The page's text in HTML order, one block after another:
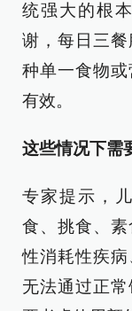
统强大的根
谢，每日三
种单一食物
有效。
这些情况下需
专家提示，
食、挑食、
性消耗性疾
无法通过正